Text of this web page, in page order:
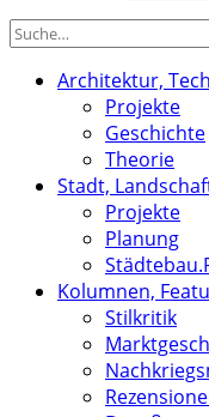
Architektur,
Projekte
Geschichte
Theorie
Stadt,
Projekte
Planung
Kolumnen,
Stilkritik